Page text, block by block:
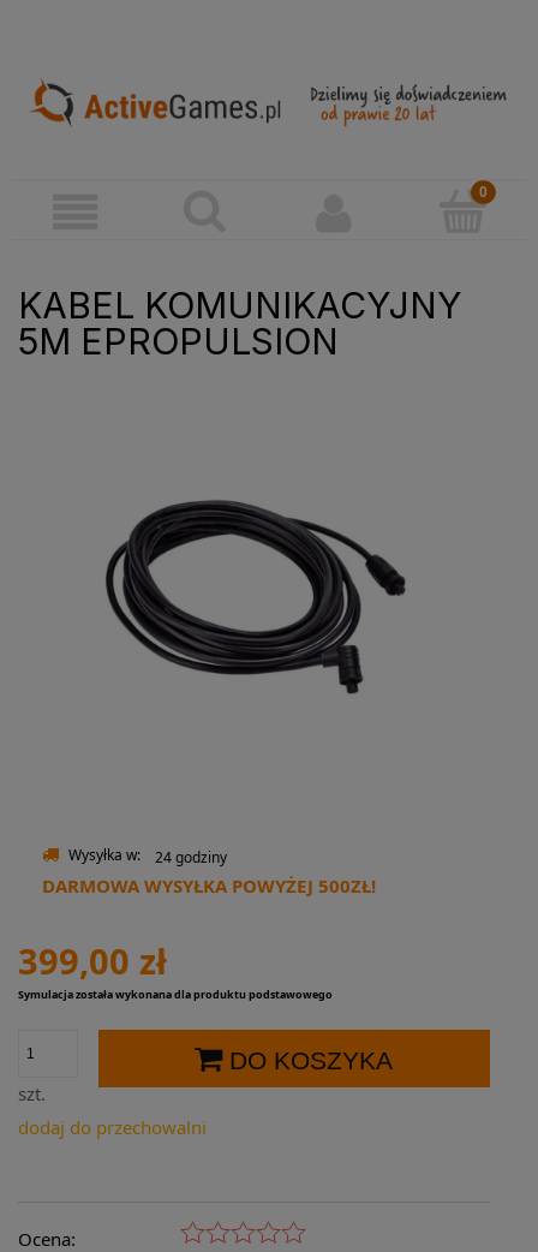
KABEL KOMUNIKACYJNY
5M EPROPULSION
Wysyłka w: 24 godziny
DARMOWA WYSYŁKA POWYŻEJ 500ZŁ!
399,00 zł
Symulacja została wykonana dla produktu podstawowego
szt.
DO KOSZYKA
dodaj do przechowalni
Ocena: